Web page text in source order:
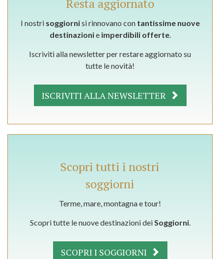
Resta aggiornato
I nostri soggiornisi rinnovano con tantissime nuove
destinazionie imperdibili offerte.
Iscriviti alla newsletter per restare aggiornato su
tutte le novità!
ISCRIVITI ALLA NEWSLETTER
Scopri tutti i nostri
soggiorni
Terme, mare, montagna e tour!
Scopri tutte le nuove destinazioni deiSoggiorni.
SCOPRI I SOGGIORNI